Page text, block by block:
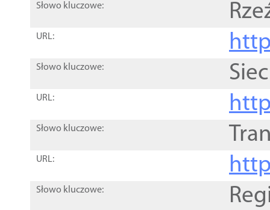
Słowo kluczowe:
URL:
Słowo kluczowe:
URL:
Słowo kluczowe:
URL:
Słowo kluczowe: